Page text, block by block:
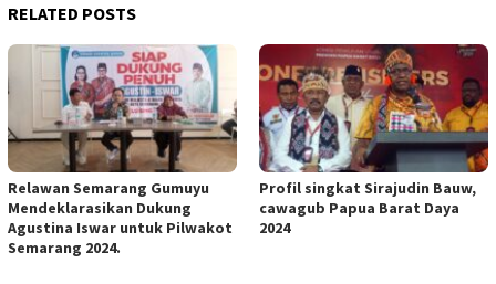
RELATED POSTS
Relawan Semarang Gumuyu
Mendeklarasikan Dukung
Agustina Iswar untuk Pilwakot
Semarang 2024.
Profil singkat Sirajudin Bauw,
cawagub Papua Barat Daya
2024